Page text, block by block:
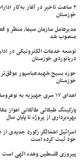
خوزستان
مدیرعامل سازمان سیما، منظر و
منصوب شد
توسعه خدمات الکترونیکی در
دریانوردی خوزستان
حوزه بسیج شهیدعباسپور
خوزستان
اهدای ۱۷ سری جهیزیه به نوعروسان مددجو رامهرمز
پارکینگ طبقاتی طالقانی اهواز
بهره‌برداری از پروژه تا پایان سال
اسرائیل اشغالگر رکورد جدیدی
خود ثبت کرده است
پیروزی فلسطین وعده الهی است